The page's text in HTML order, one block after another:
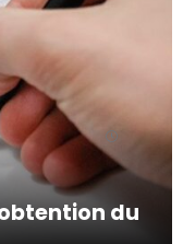
du
14/11/23